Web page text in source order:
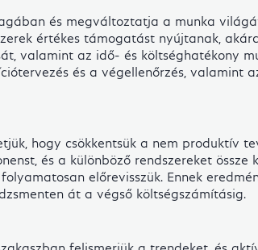
és megváltoztatja a munka
értékes támogatást nyújtanak,
valamint az idő- és költséghatékony
és a végellenőrzés, valamint
hogy csökkentsük a nem produktív
és a különböző rendszereket
előrevisszük. Ennek
át a végső költségszámításig.
felismerjük a trendeket, és